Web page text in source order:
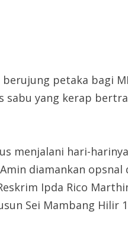
petaka bagi
sabu yang kerap
menjalani hari-
diamankan
Ipda Rico
Sei Mambang Hilir